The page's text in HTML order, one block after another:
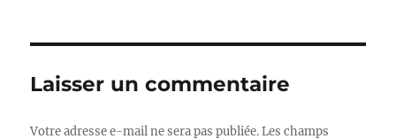
Laisser un commentaire
Votre adresse e-mail ne sera pas publiée. Les champs